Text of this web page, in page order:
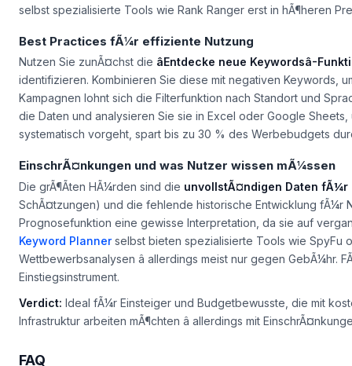
selbst spezialisierte Tools wie Rank Ranger erst in hÃ¶heren
Best Practices fÃ¼r effiziente Nutzung
Nutzen Sie zunÃ¤chst die âEntdecke neue Keywordsâ-
identifizieren. Kombinieren Sie diese mit negativen Keywords,
Kampagnen lohnt sich die Filterfunktion nach Standort und
die Daten und analysieren Sie sie in Excel oder Google
systematisch vorgeht, spart bis zu 30 % des Werbebudgets
EinschrÃ¤nkungen und was Nutzer wissen mÃ¼ssen
Die grÃ¶Ãten HÃ¼rden sind die unvollstÃ¤ndigen Daten fÃ¼r
SchÃ¤tzungen) und die fehlende historische Entwicklung fÃ¼r
Prognosefunktion eine gewisse Interpretation, da sie auf
Keyword Plannerselbst bieten spezialisierte Tools wie SpyFu
Wettbewerbsanalysen â allerdings meist nur gegen
Einstiegsinstrument.
Verdict: Ideal fÃ¼r Einsteiger und Budgetbewusste, die mit
Infrastruktur arbeiten mÃ¶chten â allerdings mit
FAQ